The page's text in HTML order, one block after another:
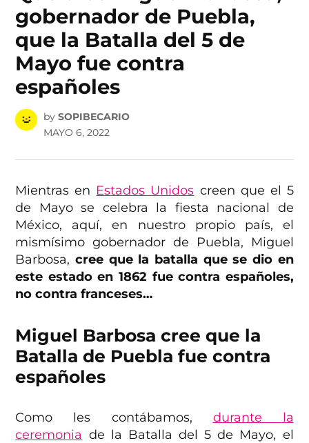
gobernador de Puebla,
que la Batalla del 5 de
Mayo fue contra
españoles
by SOPIBECARIO
MAYO 6, 2022
Mientras en Estados Unidos creen que el 5
de Mayo se celebra la fiesta nacional de
México, aquí, en nuestro propio país, el
mismísimo gobernador de Puebla, Miguel
Barbosa,cree que la batalla que se dio en
este estado en 1862 fue contra españoles,
no contra franceses…
Miguel Barbosa cree que la
Batalla de Puebla fue contra
españoles
Como les contábamos, durante la
ceremonia de la Batalla del 5 de Mayo, el